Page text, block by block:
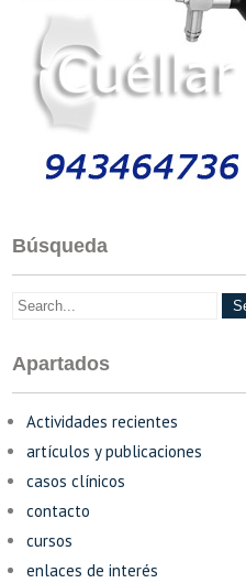
Búsqueda
Apartados
Actividades recientes
artículos y publicaciones
casos clínicos
contacto
cursos
enlaces de interés